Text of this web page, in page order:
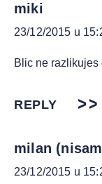
miki
23/12/2015 u
Blic ne razlikujes
REPLY
milan
23/12/2015 u